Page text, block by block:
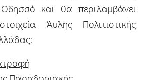
και θα περιλαμβάνει
Άυλης Πολιτιστικής